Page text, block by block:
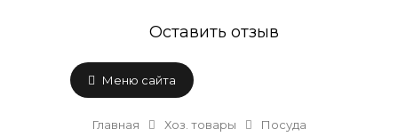
Оставить отзыв
Меню сайта
Главная Хоз. товары Посуда